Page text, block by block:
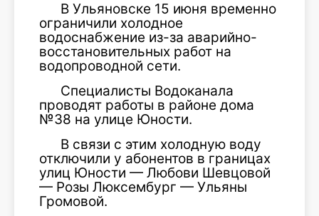
В Ульяновске 15 июня временно
ограничили холодное
водоснабжение из-за аварийно-
восстановительных работ на
водопроводной сети.
Специалисты Водоканала
проводят работы в районе дома
№38 на улице Юности.
В связи с этим холодную воду
отключили у абонентов в границах
улиц Юности — Любови Шевцовой
— Розы Люксембург — Ульяны
Громовой.